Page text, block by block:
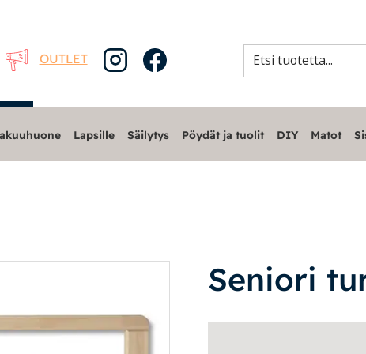
OUTLET
Lapsille Säilytys Pöydät ja tuolit DIY Matot
Seniori